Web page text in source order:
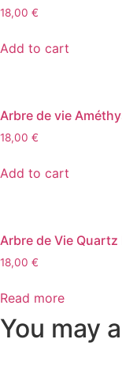
18,00 €
Add to cart
Arbre de vie
18,00 €
Add to cart
Arbre de Vie Quartz
18,00 €
Read more
You may